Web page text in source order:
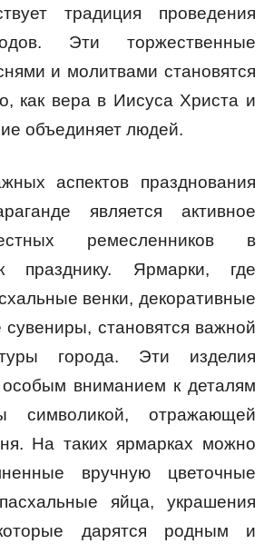
традиция проведения
Эти торжественные
и молитвами становятся
как вера в Иисуса Христа и
объединяет людей.
аспектов празднования
является активное
ремесленников в
празднику. Ярмарки, где
венки, декоративные
сувениры, становятся важной
города. Эти изделия
вниманием к деталям
символикой, отражающей
На таких ярмарках можно
вручную цветочные
яйца, украшения
дарятся родным и